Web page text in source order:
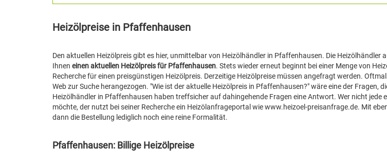
Heizölpreise in Pfaffenhausen
Den aktuellen Heizölpreis gibt es hier, unmittelbar von Heizölhändler in Pfaffenhausen. Die Heizölhändler
Ihnen einen aktuellen Heizölpreis für Pfaffenhausen. Stets wieder erneut beginnt bei einer Menge von
Recherche für einen preisgünstigen Heizölpreis. Derzeitige Heizölpreise müssen angefragt werden.
Web zur Suche herangezogen. "Wie ist der aktuelle Heizölpreis in Pfaffenhausen?" wäre eine der Fragen,
Heizölhändler in Pfaffenhausen haben treffsicher auf dahingehende Fragen eine Antwort. Wer nicht jede
möchte, der nutzt bei seiner Recherche ein Heizölanfrageportal wie www.heizoel-preisanfrage.de. Mit
dann die Bestellung lediglich noch eine reine Formalität.
Pfaffenhausen: Billige Heizölpreise